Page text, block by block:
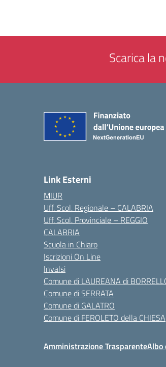
Scarica la
Link Esterni
MIUR
Uff. Scol. Regionale – CALABRIA
Uff. Scol. Provinciale – REGGIO
CALABRIA
Scuola in Chiaro
Iscrizioni On Line
Invalsi
Comune di LAUREANA di
Comune di SERRATA
Comune di GALATRO
Comune di FEROLETO della CHIESA
Amministrazione TrasparenteAlbo